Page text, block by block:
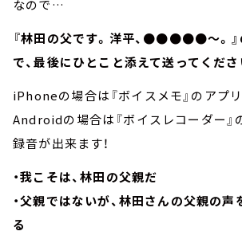
なので…
『林田の父です。洋平、●●●●●～。』
で、最後にひとこと添えて送ってくださ
iPhoneの場合は『ボイスメモ』のアプリ
Androidの場合は『ボイスレコーダー』
録音が出来ます！
・我こそは、林田の父親だ
・父親ではないが、林田さんの父親の
る